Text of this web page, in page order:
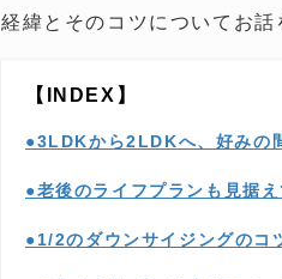
経緯とそのコツについてお
【INDEX】
●3LDKから2LDKへ、好みの
●老後のライフプランも見据
●1/2のダウンサイジングのコ